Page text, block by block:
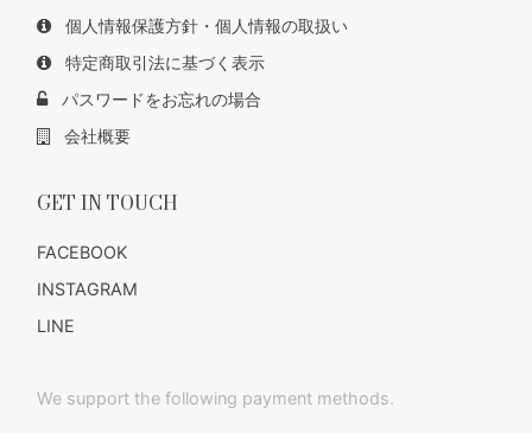
個人情報保護方針・個人情報の取扱い
特定商取引法に基づく表示
パスワードをお忘れの場合
会社概要
GET IN TOUCH
FACEBOOK
INSTAGRAM
LINE
We support the following payment methods.